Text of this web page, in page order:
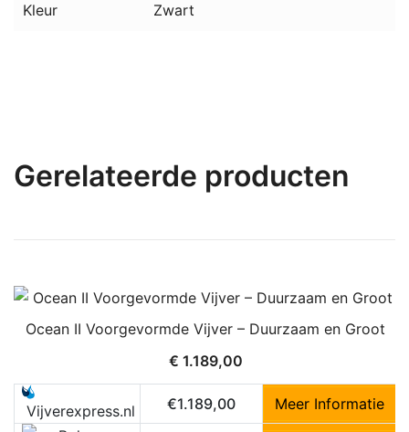
Kleur Zwart
Gerelateerde producten
Ocean II Voorgevormde Vijver – Duurzaam en Groot
€ 1.189,00
Vijverexpress.nl €1.189,00 Meer Informatie